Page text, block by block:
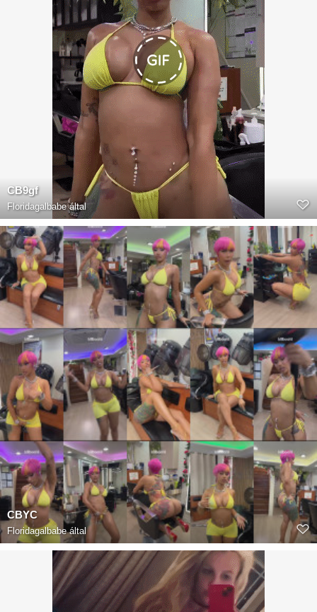
CB9gf
Floridagalbabeáltal
CBYC
Floridagalbabeáltal